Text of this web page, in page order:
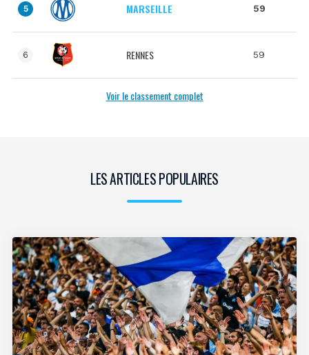
5 MARSEILLE 59
6 RENNES 59
Voir le classement complet
LES ARTICLES POPULAIRES